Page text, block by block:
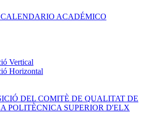
CALENDARIO ACADÉMICO
Vertical
Horizontal
DEL COMITÈ DE QUALITAT DE
POLITÈCNICA SUPERIOR D'ELX